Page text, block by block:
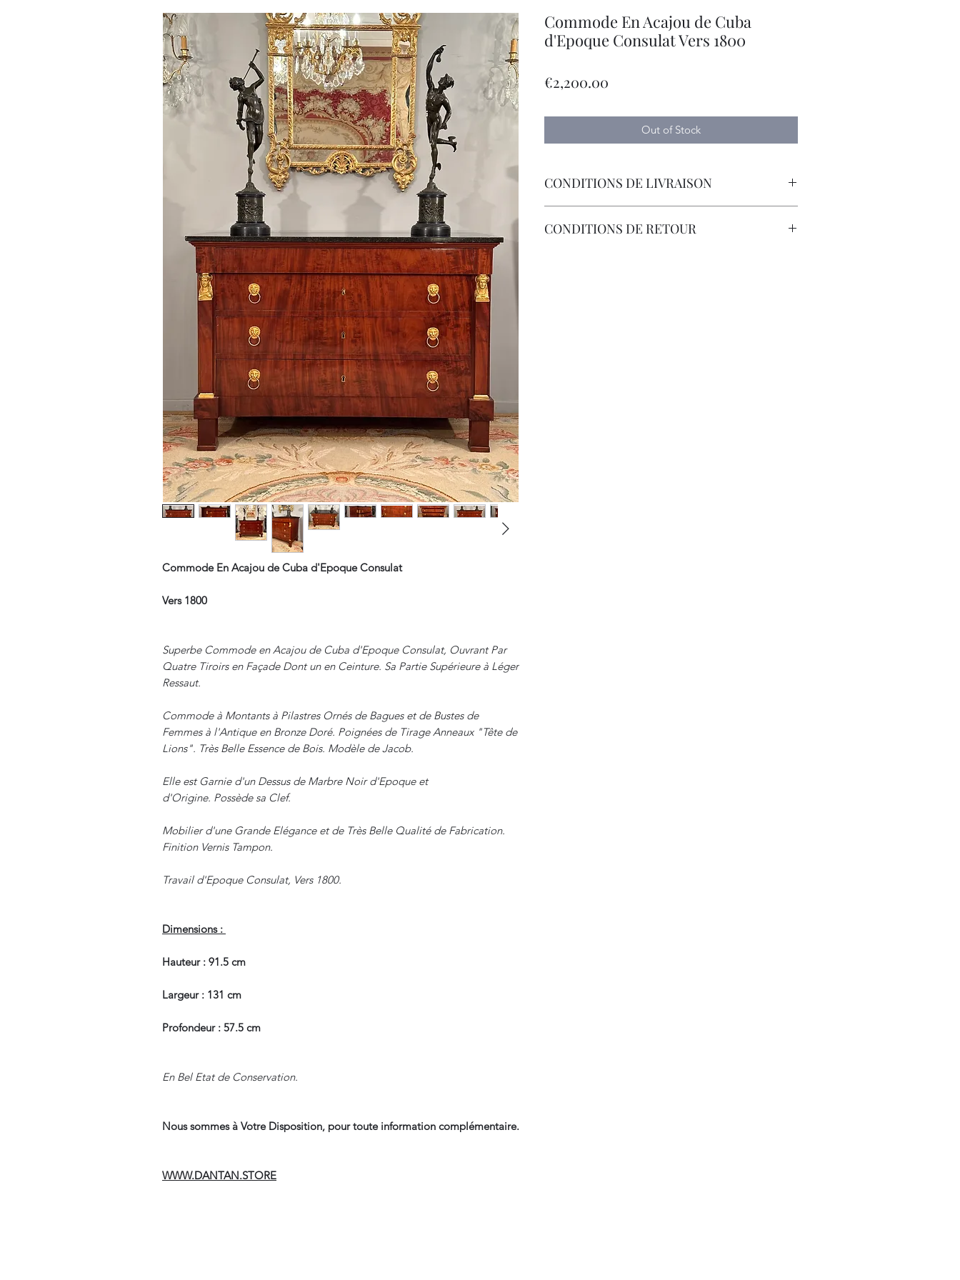
Commode En Acajou de Cuba d'Epoque Consulat
Vers 1800
Superbe Commode en Acajou de Cuba d'Epoque Consulat, Ouvrant Par
Quatre Tiroirs en Façade Dont un en Ceinture. Sa Partie Supérieure à Léger
Ressaut.
Commode à Montants à Pilastres Ornés de Bagues et de Bustes de
Femmes à l'Antique en Bronze Doré. Poignées de Tirage Anneaux "Tête de
Lions". Très Belle Essence de Bois. Modèle de Jacob.
Elle est Garnie d'un Dessus de Marbre Noir d'Epoque et
d'Origine. Possède sa Clef.
Mobilier d'une Grande Elégance et de Très Belle Qualité de Fabrication.
Finition Vernis Tampon.
Travail d'Epoque Consulat, Vers 1800.
Dimensions :
Hauteur : 91.5 cm
Largeur : 131 cm
Profondeur : 57.5 cm
En Bel Etat de Conservation.
Nous sommes à Votre Disposition, pour toute information complémentaire.
WWW.DANTAN.STORE
Commode En Acajou de Cuba
d'Epoque Consulat Vers 1800
€2,200.00
Out of Stock
CONDITIONS DE LIVRAISON
CONDITIONS DE RETOUR